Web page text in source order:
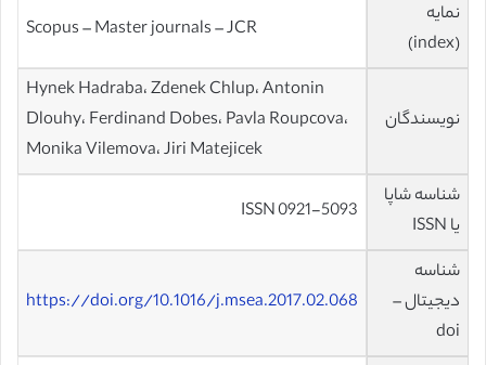
نمایه
(index)
Scopus – Master journals – JCR
نویسندگان
Hynek Hadraba، Zdenek Chlup، Antonin
Dlouhy، Ferdinand Dobes، Pavla Roupcova،
Monika Vilemova، Jiri Matejicek
شناسه شاپا
یا ISSN
ISSN 0921-5093
شناسه
دیجیتال –
doi
https://doi.org/10.1016/j.msea.2017.02.068